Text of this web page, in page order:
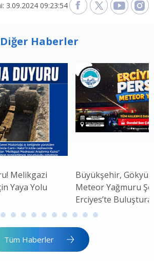
3.09.2024 09:23:54
Diğer Haberler
Melikgazi
Yaya Yolu
Büyükşehir,
Meteor Yağmuru
Erciyes’te
Tüm Haberler